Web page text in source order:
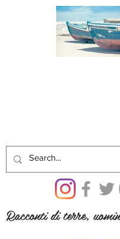
Racconti di terre,